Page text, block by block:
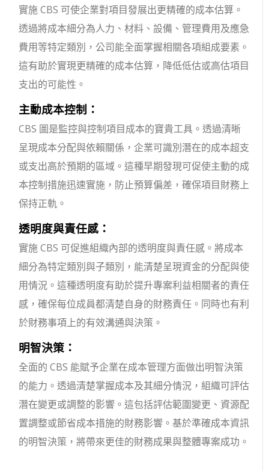
實施 CBS 可使企業對項目發展出更精確的成本估算。
透過將成本細分為人力、材料、設備、管理費用及應急
費用等特定類別，公司能全面掌握相關各項組成要素。
這有助於實現更精確的成本估算，降低低估或高估項目
支出的可能性。
主動成本控制：
CBS 圖是監控與控制項目成本的寶貴工具。透過清晰
呈現成本分配與依賴關係，企業可識別潛在的成本超支
或支出高於預期的區域。這種早期發現可促使主動的成
本控制措施迅速實施，防止預算偏差，確保項目財務上
保持正軌。
透明度與責任感：
實施 CBS 可促進組織內部的透明度與責任感。將成本
細分為特定類別與子類別，能清楚呈現資金的分配與使
用情況。這種透明度有助於提升專案利益相關者的責任
感，確保每位成員都清楚自身的財務責任。同時也有利
於財務事項上的有效溝通與決策。
明智決策：
全面的 CBS 能賦予企業在成本管理方面做出明智決策
的能力。透過清楚掌握成本及其細分情況，組織可評估
潛在變更或調整的影響。這包括評估範圍變更、資源配
置調整或節省成本措施的財務影響。基於準確成本資訊
的明智決策，將帶來更佳的財務成果與整體專案成功。